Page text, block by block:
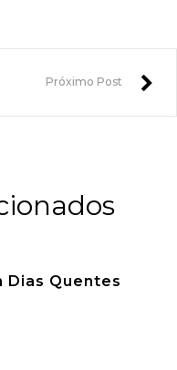
Próximo Post
Dias Quentes